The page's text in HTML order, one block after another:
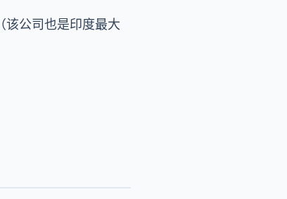
（该公司也是印度最大